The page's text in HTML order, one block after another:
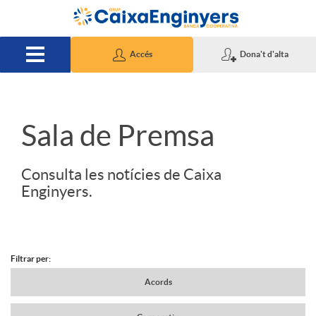
Salta al contingut principal
Accés Dona't d'alta
S
d
Sala de Premsa
Consulta les notícies de Caixa
Enginyers.
N
Filtrar per:
Acords